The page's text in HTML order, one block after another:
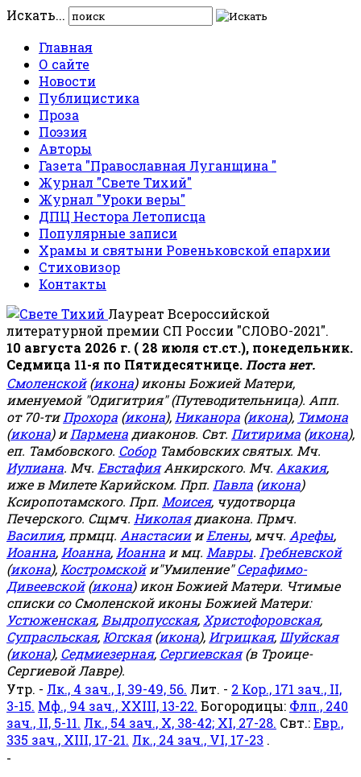
Искать...
Главная
О сайте
Новости
Публицистика
Проза
Поэзия
Авторы
Газета "Православная Луганщина "
Журнал "Свете Тихий"
Журнал "Уроки веры"
ДПЦ Нестора Летописца
Популярные записи
Храмы и святыни Ровеньковской епархии
Стиховизор
Контакты
Лауреат Всероссийской
литературной премии СП России "СЛОВО-2021".
10 августа 2026 г. ( 28 июля ст.ст.), понедельник.
Седмица 11-я по Пятидесятнице. Поста нет.
Смоленской(икона) иконы Божией Матери,
именуемой "Одигитрия" (Путеводительница). Апп.
от 70-тиПрохора (икона), Никанора (икона), Тимона
(икона) иПармена диаконов. Свт. Питирима (икона),
еп. Тамбовского. Собор Тамбовских святых. Мч.
Иулиана. Мч. ЕвстафияАнкирского. Мч. Акакия,
иже в Милете Карийском. Прп. Павла (икона)
Ксиропотамского. Прп. Моисея, чудотворца
Печерского. Сщмч. Николаядиакона. Прмч.
Василия, прмцц. АнастасиииЕлены, мчч. Арефы,
Иоанна, Иоанна, Иоанна и мц. Мавры. Гребневской
(икона), Костромскойи"Умиление"Серафимо-
Дивеевской(икона) икон Божией Матери. Чтимые
списки со Смоленской иконы Божией Матери:
Устюженская, Выдропусская, Христофоровская,
Супрасльская, Югская(икона), Игрицкая, Шуйская
(икона), Седмиезерная, Сергиевская(в Троице-
Сергиевой Лавре).
Утр. - Лк., 4 зач., I, 39-49, 56. Лит. - 2 Кор., 171 зач., II,
3-15. Мф., 94 зач., XXIII, 13-22. Богородицы: Флп., 240
зач., II, 5-11. Лк., 54 зач., X, 38-42; XI, 27-28. Свт.:Евр.,
335 зач., XIII, 17-21. Лк., 24 зач., VI, 17-23 .
-